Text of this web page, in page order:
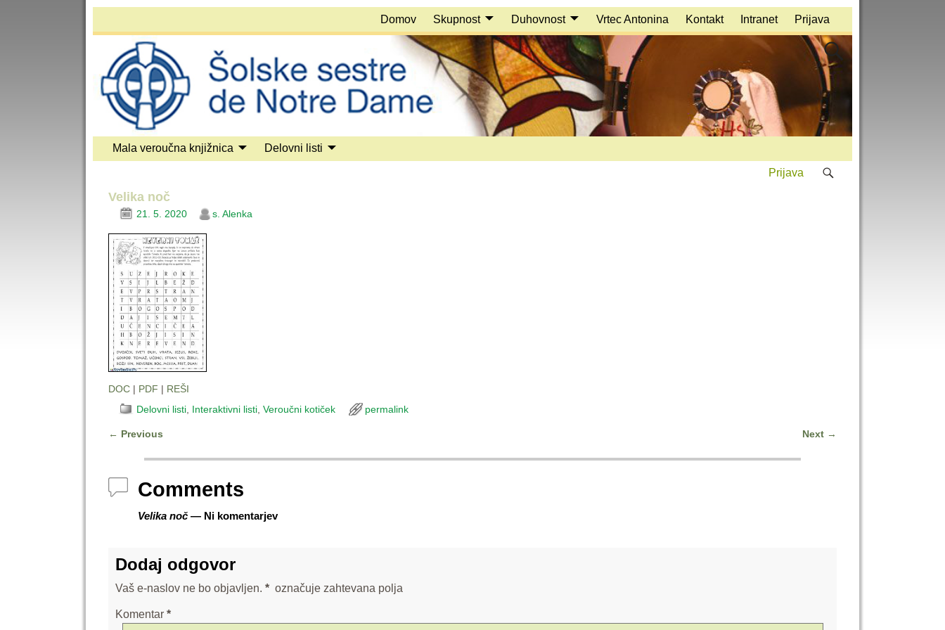
Domov Skupnost Duhovnost Vrtec Antonina Kontakt Intranet Prijava
Mala veroučna knjižnica Delovni listi
Prijava
Velika noč
21. 5. 2020 s. Alenka
DOC| PDF | REŠI
Delovni listi, Interaktivni listi, Veroučni kotiček permalink
← Previous Next →
Comments
Velika noč— Ni komentarjev
Dodaj odgovor
Vaš e-naslov ne bo objavljen. * označuje zahtevana polja
Komentar *